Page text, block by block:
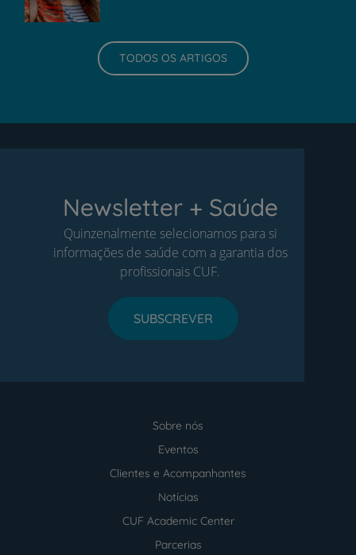
TODOS OS ARTIGOS
Newsletter + Saúde
Quinzenalmente selecionamos para si
informações de saúde com a garantia dos
profissionais CUF.
SUBSCREVER
Sobre nós
Eventos
Clientes e Acompanhantes
Notícias
CUF Academic Center
Parcerias